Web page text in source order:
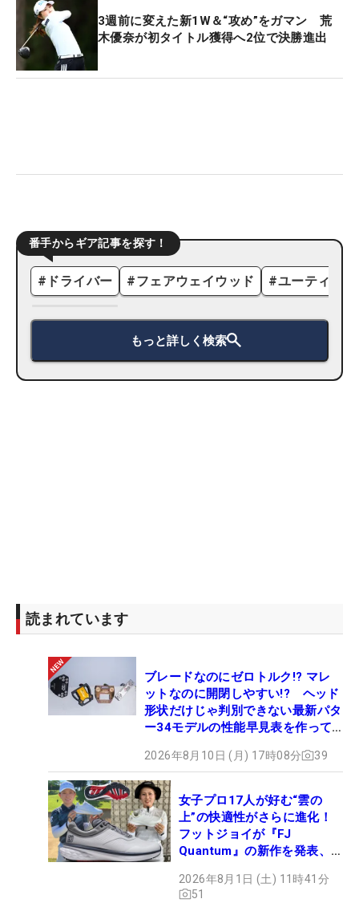
3週前に変えた新1W＆“攻め”をガマン 荒
木優奈が初タイトル獲得へ2位で決勝進出
番手からギア記事を探す！
# ドライバー #フェアウェイウッド #ユーティリ
もっと詳しく検索
読まれています
ブレードなのにゼロトルク!? マレ
ットなのに開閉しやすい!? ヘッド
形状だけじゃ判別できない最新パタ
ー34モデルの性能早見表を作って
2026年8月10日 (月) 17時08分 39
女子プロ17人が好む“雲の
上”の快適性がさらに進化！
フットジョイが『FJ
Quantum』の新作を発表、8
2026年8月1日 (土) 11時41分
51